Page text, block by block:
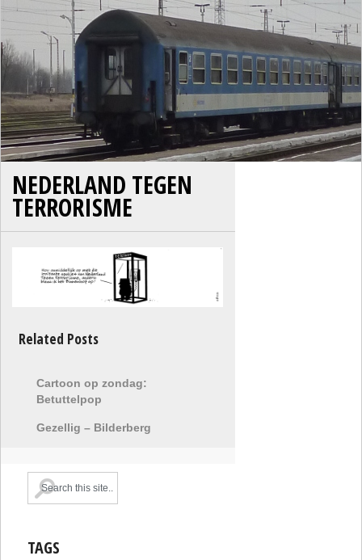
NEDERLAND TEGEN
TERRORISME
Related Posts
Cartoon op zondag:
Betuttelpop
Gezellig – Bilderberg
TAGS